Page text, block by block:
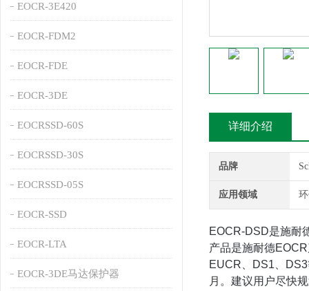
EOCR-3E420
EOCR-FDM2
EOCR-FDE
EOCR-3DE
EOCRSSD-60S
EOCRSSD-30S
EOCRSSD-05S
EOCR-SSD
EOCR-LTA
EOCR-3DE马达保护器
详细介绍
品牌
应用领域
EOCR-DSD是施耐
产品是施耐德
EUCR、DS1、
月 。建议用户尽快